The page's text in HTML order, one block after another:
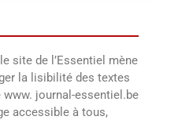
site de l’Essentiel mène
la lisibilité des textes
journal-essentiel.be
accessible à tous,